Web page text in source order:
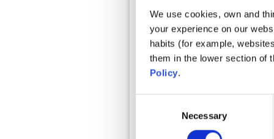
We use cookies, own and
your experience on our
habits (for example,
them in the lower section of
Policy.
Necessary
Type vraag
Kies een type vraag
Onderwerp Vereist